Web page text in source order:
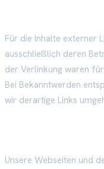
Für die Inhalte externer
ausschließlich deren
der Verlinkung waren
Bei Bekanntwerden
wir derartige Links
Unsere Webseiten und